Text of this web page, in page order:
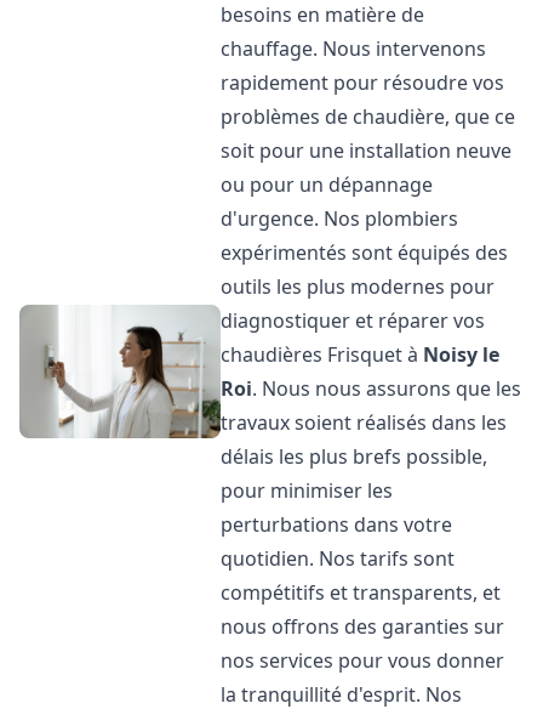
besoins en matière de
chauffage. Nous intervenons
rapidement pour résoudre vos
problèmes de chaudière, que ce
soit pour une installation neuve
ou pour un dépannage
d'urgence. Nos plombiers
expérimentés sont équipés des
outils les plus modernes pour
diagnostiquer et réparer vos
chaudières Frisquet à Noisy le
Roi. Nous nous assurons que les
travaux soient réalisés dans les
délais les plus brefs possible,
pour minimiser les
perturbations dans votre
quotidien. Nos tarifs sont
compétitifs et transparents, et
nous offrons des garanties sur
nos services pour vous donner
la tranquillité d'esprit. Nos